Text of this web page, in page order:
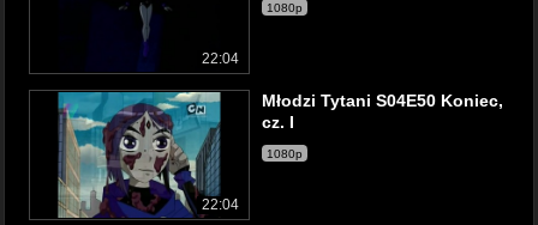
22:04
1080p
22:04
Młodzi Tytani S04E50 Koniec,
cz. I
1080p